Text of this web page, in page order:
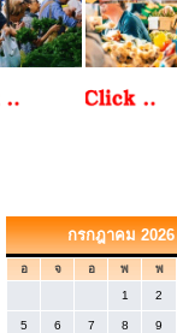
กรกฎาคม 2026
อ จ อ พ พ
1
2
5 6 7 8 9